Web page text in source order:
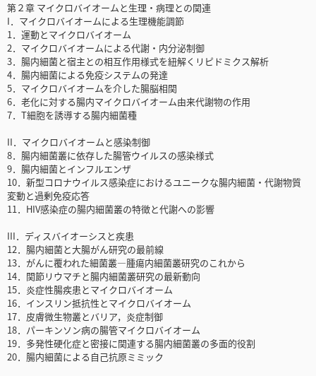
第２章 マイクロバイオームと生理・病理との関連
I．マイクロバイオームによる生理機能調節
1．運動とマイクロバイオーム
2．マイクロバイオームによる代謝・内分泌制御
3．腸内細菌と宿主との相互作用様式を紐解くリピドミクス解析
4．腸内細菌による免疫システムの発達
5．マイクロバイオームを介した腸脳相関
6．老化に対する腸内マイクロバイオーム由来代謝物の作用
7．T細胞を誘導する腸内細菌種
II．マイクロバイオームと感染制御
8．腸内細菌叢に依存した腸管ウイルスの感染様式
9．腸内細菌とインフルエンザ
10．新型コロナウイルス感染症におけるユニークな腸内細菌・代謝物質
変動と過剰免疫応答
11．HIV感染症の腸内細菌叢の特徴と代謝への影響
III．ディスバイオーシスと疾患
12．腸内細菌と大腸がん研究の最前線
13．がんに覆われた細菌叢―腫瘍内細菌叢研究のこれから
14．関節リウマチと腸内細菌叢研究の最新動向
15．炎症性腸疾患とマイクロバイオーム
16．インスリン抵抗性とマイクロバイオーム
17．皮膚微生物叢とバリア，炎症制御
18．パーキンソン病の腸管マイクロバイオーム
19．多発性硬化症と密接に関連する腸内細菌叢の多面的役割
20．腸内細菌による自己抗原ミミック